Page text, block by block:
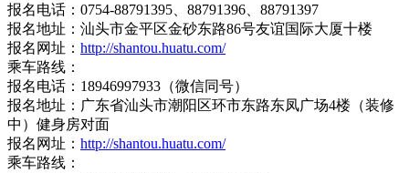
报名电话：0754-88791395、88791396、88791397
报名地址：汕头市金平区金砂东路86号友谊国际大厦十楼
报名网址： http://shantou.huatu.com/
乘车路线：
报名电话：18946997933（微信同号）
报名地址：广东省汕头市潮阳区环市东路东凤广场4楼（装修
中）健身房对面
报名网址： http://shantou.huatu.com/
乘车路线：